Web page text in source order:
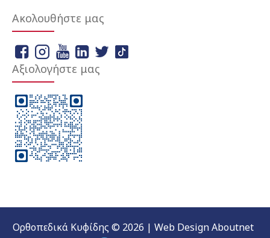
Ακολουθήστε μας
Αξιολογήστε μας
Ορθοπεδικά Κυφίδης © 2026 | Web Design Aboutnet